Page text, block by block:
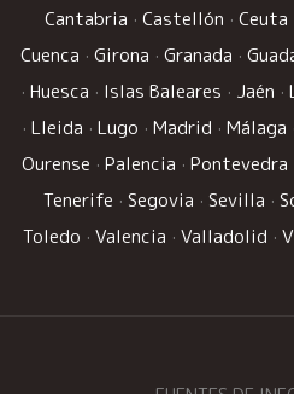
Cantabria · Castellón · Ceuta
Cuenca · Girona · Granada ·
· Huesca · Islas Baleares · Jaén ·
· Lleida · Lugo · Madrid · Málaga
Ourense · Palencia · Pontevedra
Tenerife · Segovia · Sevilla ·
Toledo · Valencia · Valladolid ·